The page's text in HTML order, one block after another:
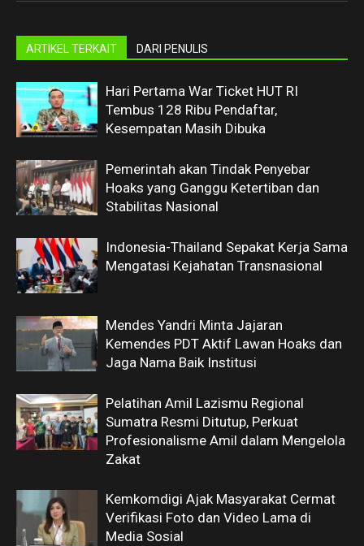
ARTIKEL TERKAIT DARI PENULIS
Hari Pertama War Ticket HUT RI
Tembus 128 Ribu Pendaftar,
Kesempatan Masih Dibuka
Pemerintah akan Tindak Penyebar
Hoaks yang Ganggu Ketertiban dan
Stabilitas Nasional
Indonesia-Thailand Sepakat Kerja Sama
Mengatasi Kejahatan Transnasional
Mendes Yandri Minta Jajaran
Kemendes PDT Aktif Lawan Hoaks dan
Jaga Nama Baik Institusi
Pelatihan Amil Lazismu Regional
Sumatra Resmi Ditutup, Perkuat
Profesionalisme Amil dalam Mengelola
Zakat
Kemkomdigi Ajak Masyarakat Cermat
Verifikasi Foto dan Video Lama di
Media Sosial